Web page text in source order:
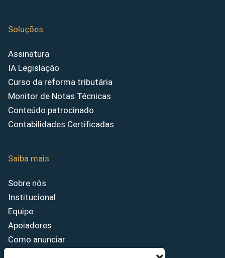
Soluções
Assinatura
IA Legislação
Curso da reforma tributária
Monitor de Notas Técnicas
Conteúdo patrocinado
Contabilidades Certificadas
Saiba mais
Sobre nós
Institucional
Equipe
Apoiadores
Como anunciar